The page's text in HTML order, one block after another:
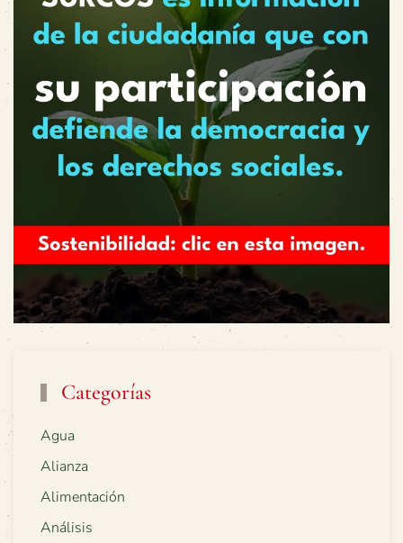
Categorías
Agua
Alianza
Alimentación
Análisis